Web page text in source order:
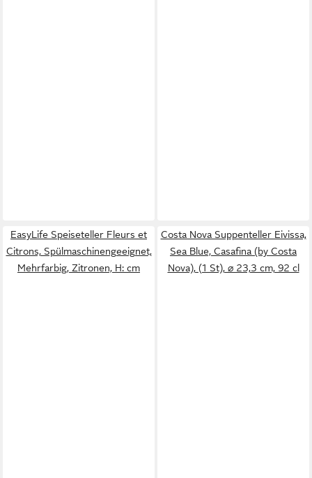
EasyLife Speiseteller Fleurs et
Citrons, Spülmaschinengeeignet,
Mehrfarbig, Zitronen, H: cm
Costa Nova Suppenteller Eivissa,
Sea Blue, Casafina (by Costa
Nova), (1 St), ⌀ 23,3 cm, 92 cl